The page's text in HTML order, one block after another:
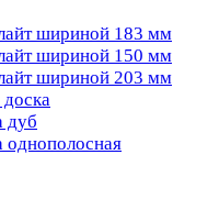
шириной 183 мм
шириной 150 мм
шириной 203 мм
доска
дуб
однополосная